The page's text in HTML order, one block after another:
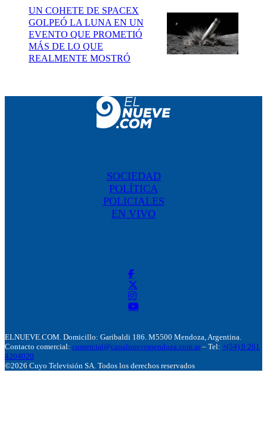
UN COHETE DE SPACEX
GOLPEÓ LA LUNA EN UN
EVENTO QUE PROMETIÓ
MÁS DE LO QUE
REALMENTE MOSTRÓ
SOCIEDAD
POLÍTICA
POLICIALES
EN VIVO
ELNUEVE.COM. Domicillo: Garibaldi 186. M5500 Mendoza, Argentina.
Contacto comercial: comercial@canalnuevemendoza.com.ar – Tel: +(54) 9 261
4204020
©2026 Cuyo Televisión SA. Todos los derechos reservados